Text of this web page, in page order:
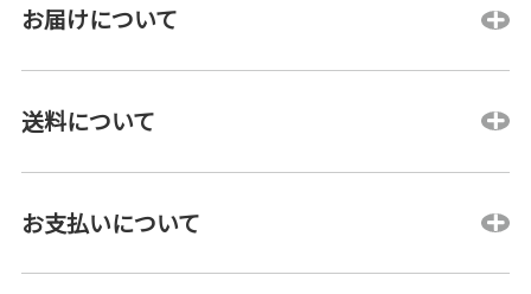
お届けについて
送料について
お支払いについて